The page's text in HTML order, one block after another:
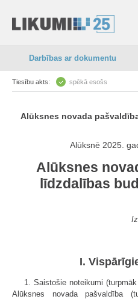
Darbības ar dokumentu
Tiesību akts: spēkā esošs
Alūksnes novada
Alūksnē 2025.
Alūksnes
līdzdalības
I.
1. Saistošie noteikumi
Alūksnes novada pašvaldība